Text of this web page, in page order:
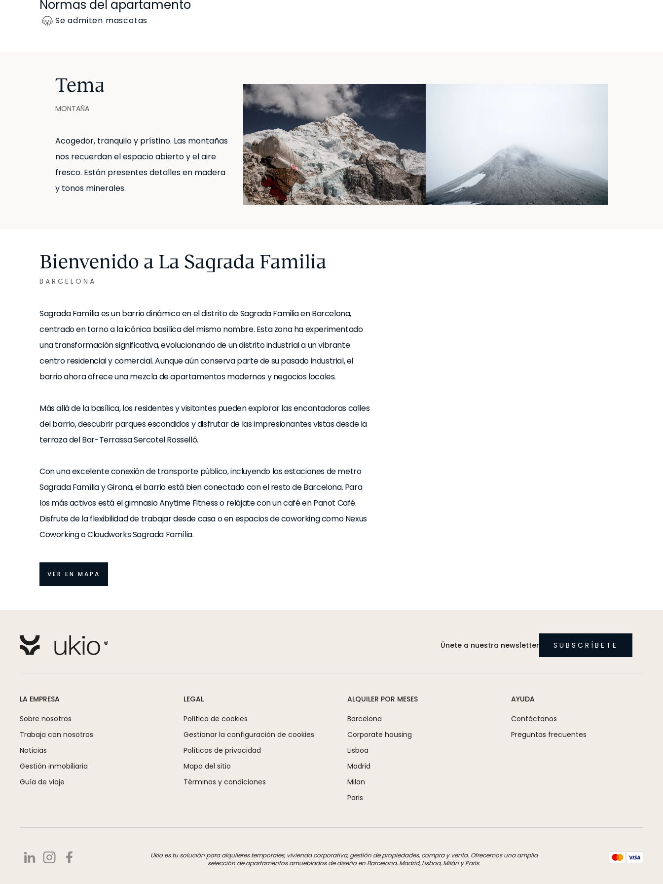
Normas del apartamento
Se admiten mascotas
Tema
MONTAÑA
Acogedor, tranquilo y prístino. Las montañas
nos recuerdan el espacio abierto y el aire
fresco. Están presentes detalles en madera
y tonos minerales.
Bienvenido a La Sagrada Familia
BARCELONA
Sagrada Família es un barrio dinámico en el distrito de Sagrada Familia en Barcelona,
centrado en torno a la icónica basílica del mismo nombre. Esta zona ha experimentado
una transformación significativa, evolucionando de un distrito industrial a un vibrante
centro residencial y comercial. Aunque aún conserva parte de su pasado industrial, el
barrio ahora ofrece una mezcla de apartamentos modernos y negocios locales.
Más allá de la basílica, los residentes y visitantes pueden explorar las encantadoras calles
del barrio, descubrir parques escondidos y disfrutar de las impresionantes vistas desde la
terraza del Bar-Terrassa Sercotel Rosselló.
Con una excelente conexión de transporte público, incluyendo las estaciones de metro
Sagrada Família y Girona, el barrio está bien conectado con el resto de Barcelona. Para
los más activos está el gimnasio Anytime Fitness o relájate con un café en Panot Café.
Disfrute de la flexibilidad de trabajar desde casa o en espacios de coworking como Nexus
Coworking o Cloudworks Sagrada Família.
VER EN MAPA
Únete a nuestra newsletter SUBSCRÍBETE
LA EMPRESA
Sobre nosotros
Trabaja con nosotros
Noticias
Gestión inmobiliaria
Guía de viaje
LEGAL
Política de cookies
Gestionar la configuración de cookies
Políticas de privacidad
Mapa del sitio
Términos y condiciones
ALQUILER POR MESES
Barcelona
Corporate housing
Lisboa
Madrid
Milan
Paris
AYUDA
Contáctanos
Preguntas frecuentes
Ukio es tu solución para alquileres temporales, vivienda corporativa, gestión de propiedades, compra y venta. Ofrecemos una amplia
selección de apartamentos amueblados de diseño en Barcelona, Madrid, Lisboa, Milán y París.